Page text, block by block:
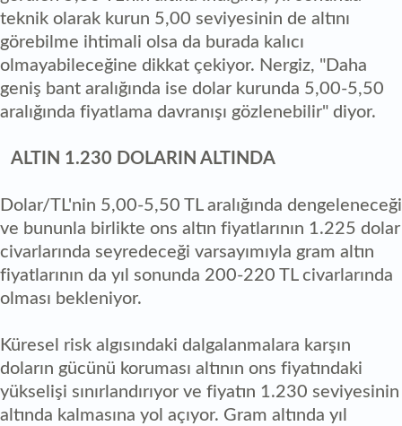
teknik olarak kurun 5,00 seviyesinin de altını
görebilme ihtimali olsa da burada kalıcı
olmayabileceğine dikkat çekiyor. Nergiz, "Daha
geniş bant aralığında ise dolar kurunda 5,00-5,50
aralığında fiyatlama davranışı gözlenebilir" diyor.
ALTIN 1.230 DOLARIN ALTINDA
Dolar/TL'nin 5,00-5,50 TL aralığında dengeleneceği
ve bununla birlikte ons altın fiyatlarının 1.225 dolar
civarlarında seyredeceği varsayımıyla gram altın
fiyatlarının da yıl sonunda 200-220 TL civarlarında
olması bekleniyor.
Küresel risk algısındaki dalgalanmalara karşın
doların gücünü koruması altının ons fiyatındaki
yükselişi sınırlandırıyor ve fiyatın 1.230 seviyesinin
altında kalmasına yol açıyor. Gram altında yıl